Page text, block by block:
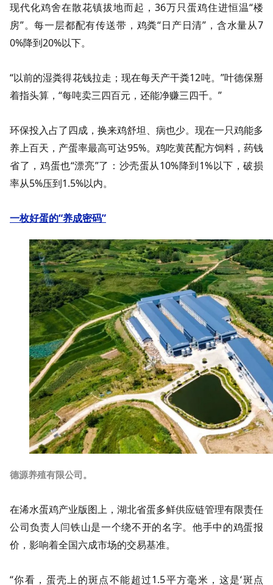
现代化鸡舍在散花镇拔地而起，36万只蛋鸡住进恒温“楼
房”。每一层都配有传送带，鸡粪“日产日清”，含水量从7
0%降到20%以下。
“以前的湿粪得花钱拉走；现在每天产干粪12吨。”叶德保掰
着指头算，“每吨卖三四百元，还能净赚三四千。”
环保投入占了四成，换来鸡舒坦、病也少。现在一只鸡能多
养上百天，产蛋率最高可达95%。鸡吃黄芪配方饲料，药钱
省了，鸡蛋也“漂亮”了：沙壳蛋从10%降到1%以下，破损
率从5%压到1.5%以内。
一枚好蛋的“养成密码”
德源养殖有限公司。
在浠水蛋鸡产业版图上，湖北省蛋多鲜供应链管理有限责任
公司负责人闫铁山是一个绕不开的名字。他手中的鸡蛋报
价，影响着全国六成市场的交易基准。
“你看，蛋壳上的斑点不能超过1.5平方毫米，这是‘斑点